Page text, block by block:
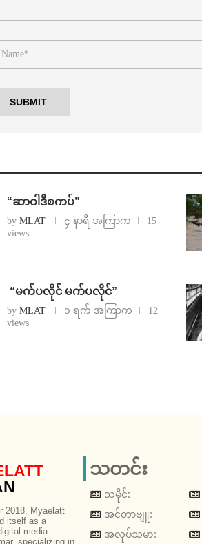
“ဆာဝါဒီစကပ်”
by MLAT ၄ နာရီ အကြာက
15
views
⁨ ⁨“မက်ပလိုင် မက်ပလိုင်”
by MLAT ၁ ရက် အကြာက
12
views
2018, Myaelatt
itself as a
media
specializing in
သတင်း
သမိုင်း
အင်တာဗျူး
အလုပ်သမား